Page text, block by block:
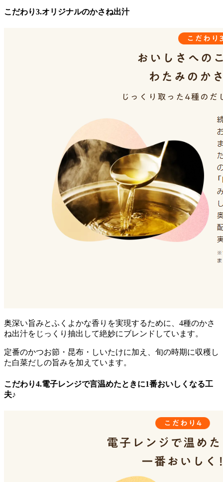
こだわり3.オリジナルのかさね出汁
奥深い旨みとふくよかな香りを実現するために、4種のかさ
ね出汁をじっくり抽出して絶妙にブレンド しています。
定番のかつお節・昆布・しいたけに加え、旬の時期に収穫し
た白菜だしの旨みを加えています。
こだわり4.電子レンジで言温めたときに1番おいしくなる工
夫♪